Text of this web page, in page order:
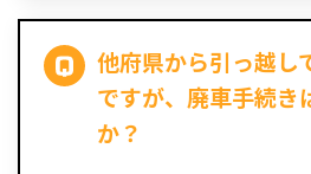
他府県から引っ越し
ですが、廃車手続き
か？